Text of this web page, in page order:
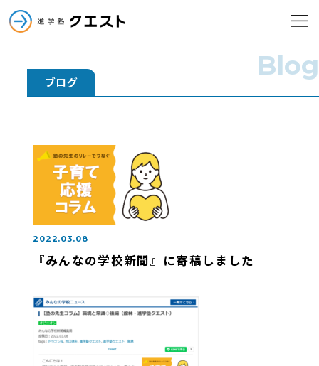
進学塾クエスト メニュー
進学塾クエスト
小学部
中学部
高校部
ブログ
Blog
2022.03.08
『みんなの学校新聞』に寄稿しました